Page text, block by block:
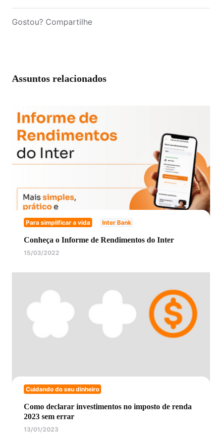
Gostou? Compartilhe
Assuntos relacionados
Para simplificar a vida Inter Bank
Conheça o Informe de Rendimentos do Inter
15/03/2022
Cuidando do seu dinheiro
Como declarar investimentos no imposto de renda
2023 sem errar
13/01/2023